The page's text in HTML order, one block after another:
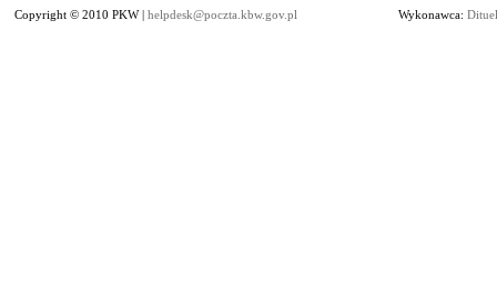
Copyright © 2010 PKW | helpdesk@poczta.kbw.gov.pl Wykonawca: